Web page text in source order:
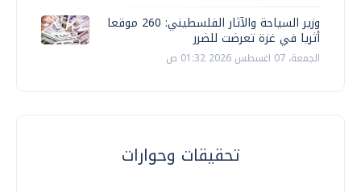
وزير السياحة والآثار الفلسطيني: 260 موقعا
أثريا في غزة تعرضت للضرر
الجمعة، 07 اغسطس 2026 01:32 ص
تحقيقات وحوارات